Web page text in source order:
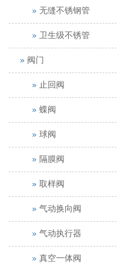
无缝不锈钢管
卫生级不锈管
阀门
止回阀
蝶阀
球阀
隔膜阀
取样阀
气动换向阀
气动执行器
真空一体阀